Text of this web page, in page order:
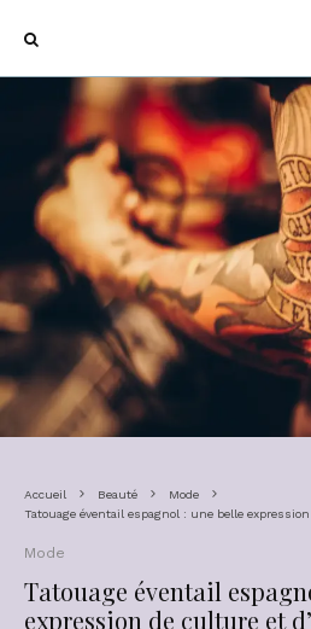
Accueil Beauté
Mode
Tatouage éventail espagnol : une belle
Mode
Tatouage éventail
expression de culture et